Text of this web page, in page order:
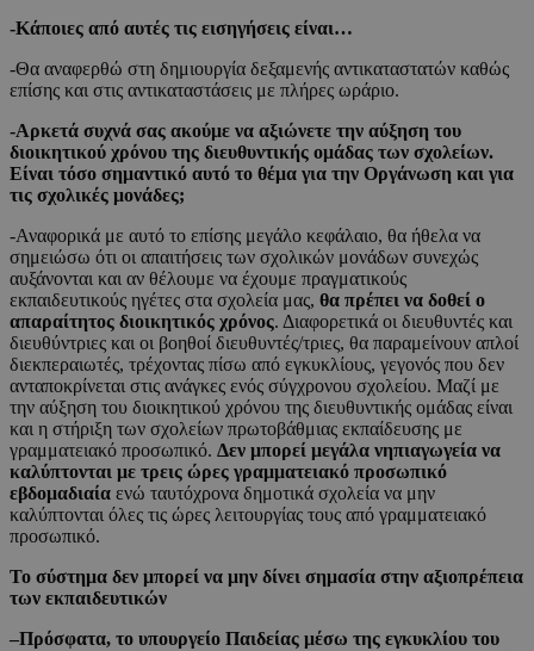
-Κάποιες από αυτές τις εισηγήσεις είναι…
-Θα αναφερθώ στη δημιουργία δεξαμενής αντικαταστατών καθώς
επίσης και στις αντικαταστάσεις με πλήρες ωράριο.
-Αρκετά συχνά σας ακούμε να αξιώνετε την αύξηση του
διοικητικού χρόνου της διευθυντικής ομάδας των σχολείων.
Είναι τόσο σημαντικό αυτό το θέμα για την Οργάνωση και για
τις σχολικές μονάδες;
-Αναφορικά με αυτό το επίσης μεγάλο κεφάλαιο, θα ήθελα να
σημειώσω ότι οι απαιτήσεις των σχολικών μονάδων συνεχώς
αυξάνονται και αν θέλουμε να έχουμε πραγματικούς
εκπαιδευτικούς ηγέτες στα σχολεία μας, θα πρέπει να δοθεί ο
απαραίτητος διοικητικός χρόνος. Διαφορετικά οι διευθυντές και
διευθύντριες και οι βοηθοί διευθυντές/τριες, θα παραμείνουν απλοί
διεκπεραιωτές, τρέχοντας πίσω από εγκυκλίους, γεγονός που δεν
ανταποκρίνεται στις ανάγκες ενός σύγχρονου σχολείου. Μαζί με
την αύξηση του διοικητικού χρόνου της διευθυντικής ομάδας είναι
και η στήριξη των σχολείων πρωτοβάθμιας εκπαίδευσης με
γραμματειακό προσωπικό. Δεν μπορεί μεγάλα νηπιαγωγεία να
καλύπτονται με τρεις ώρες γραμματειακό προσωπικό
εβδομαδιαία ενώ ταυτόχρονα δημοτικά σχολεία να μην
καλύπτονται όλες τις ώρες λειτουργίας τους από γραμματειακό
προσωπικό.
To σύστημα δεν μπορεί να μην δίνει σημασία στην αξιοπρέπεια
των εκπαιδευτικών
–Πρόσφατα, το υπουργείο Παιδείας μέσω της εγκυκλίου του